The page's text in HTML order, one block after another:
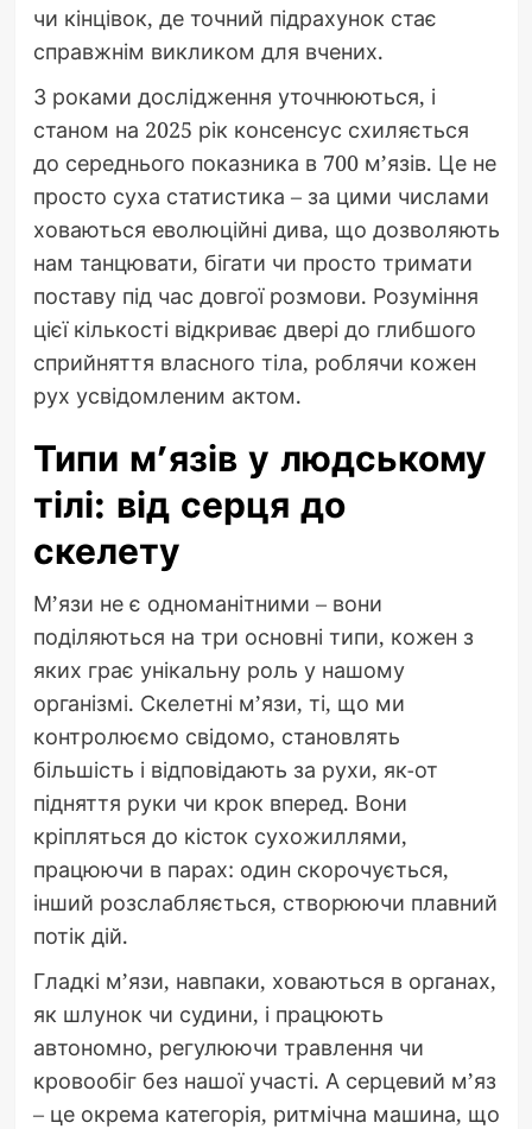
чи кінцівок, де точний підрахунок стає
справжнім викликом для вчених.
З роками дослідження уточнюються, і
станом на 2025 рік консенсус схиляється
до середнього показника в 700 м’язів. Це не
просто суха статистика – за цими числами
ховаються еволюційні дива, що дозволяють
нам танцювати, бігати чи просто тримати
поставу під час довгої розмови. Розуміння
цієї кількості відкриває двері до глибшого
сприйняття власного тіла, роблячи кожен
рух усвідомленим актом.
Типи м’язів у людському
тілі: від серця до
скелету
М’язи не є одноманітними – вони
поділяються на три основні типи, кожен з
яких грає унікальну роль у нашому
організмі. Скелетні м’язи, ті, що ми
контролюємо свідомо, становлять
більшість і відповідають за рухи, як-от
підняття руки чи крок вперед. Вони
кріпляться до кісток сухожиллями,
працюючи в парах: один скорочується,
інший розслабляється, створюючи плавний
потік дій.
Гладкі м’язи, навпаки, ховаються в органах,
як шлунок чи судини, і працюють
автономно, регулюючи травлення чи
кровообіг без нашої участі. А серцевий м’яз
– це окрема категорія, ритмічна машина, що